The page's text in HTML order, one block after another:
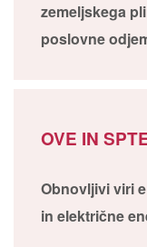
zemeljskega
poslovne
OVE IN
Obnovljivi viri
in električne